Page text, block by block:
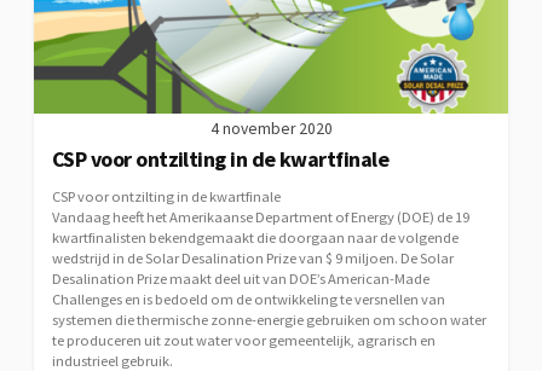
4 november 2020
CSP voor ontzilting in de kwartfinale
CSP voor ontzilting in de kwartfinale
Vandaag heeft het Amerikaanse Department of Energy (DOE) de 19
kwartfinalisten bekendgemaakt die doorgaan naar de volgende
wedstrijd in de Solar Desalination Prize van $ 9 miljoen. De Solar
Desalination Prize maakt deel uit van DOE’s American-Made
Challenges en is bedoeld om de ontwikkeling te versnellen van
systemen die thermische zonne-energie gebruiken om schoon water
te produceren uit zout water voor gemeentelijk, agrarisch en
industrieel gebruik.